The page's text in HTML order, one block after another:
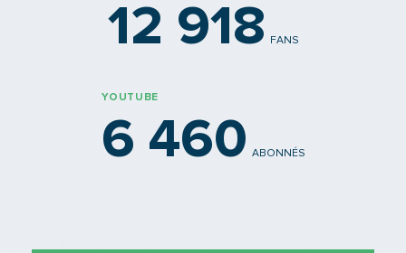
12 918 FANS
YOUTUBE
6 460 ABONNÉS